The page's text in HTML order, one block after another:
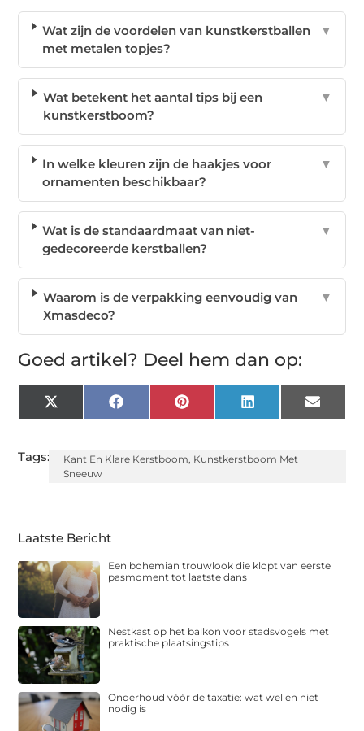
Wat zijn de voordelen van kunstkerstballen
met metalen topjes?
▼
Wat betekent het aantal tips bij een
kunstkerstboom?
▼
In welke kleuren zijn de haakjes voor
ornamenten beschikbaar?
▼
Wat is de standaardmaat van niet-
gedecoreerde kerstballen?
▼
Waarom is de verpakking eenvoudig van
Xmasdeco?
▼
Goed artikel? Deel hem dan op:
X
(Twitter)
FacebookPinterest LinkedIn Email
Tags: Kant En Klare Kerstboom, Kunstkerstboom Met
Sneeuw
Laatste Bericht
Een bohemian trouwlook die klopt van eerste
pasmoment tot laatste dans
Nestkast op het balkon voor stadsvogels met
praktische plaatsingstips
Onderhoud vóór de taxatie: wat wel en niet
nodig is